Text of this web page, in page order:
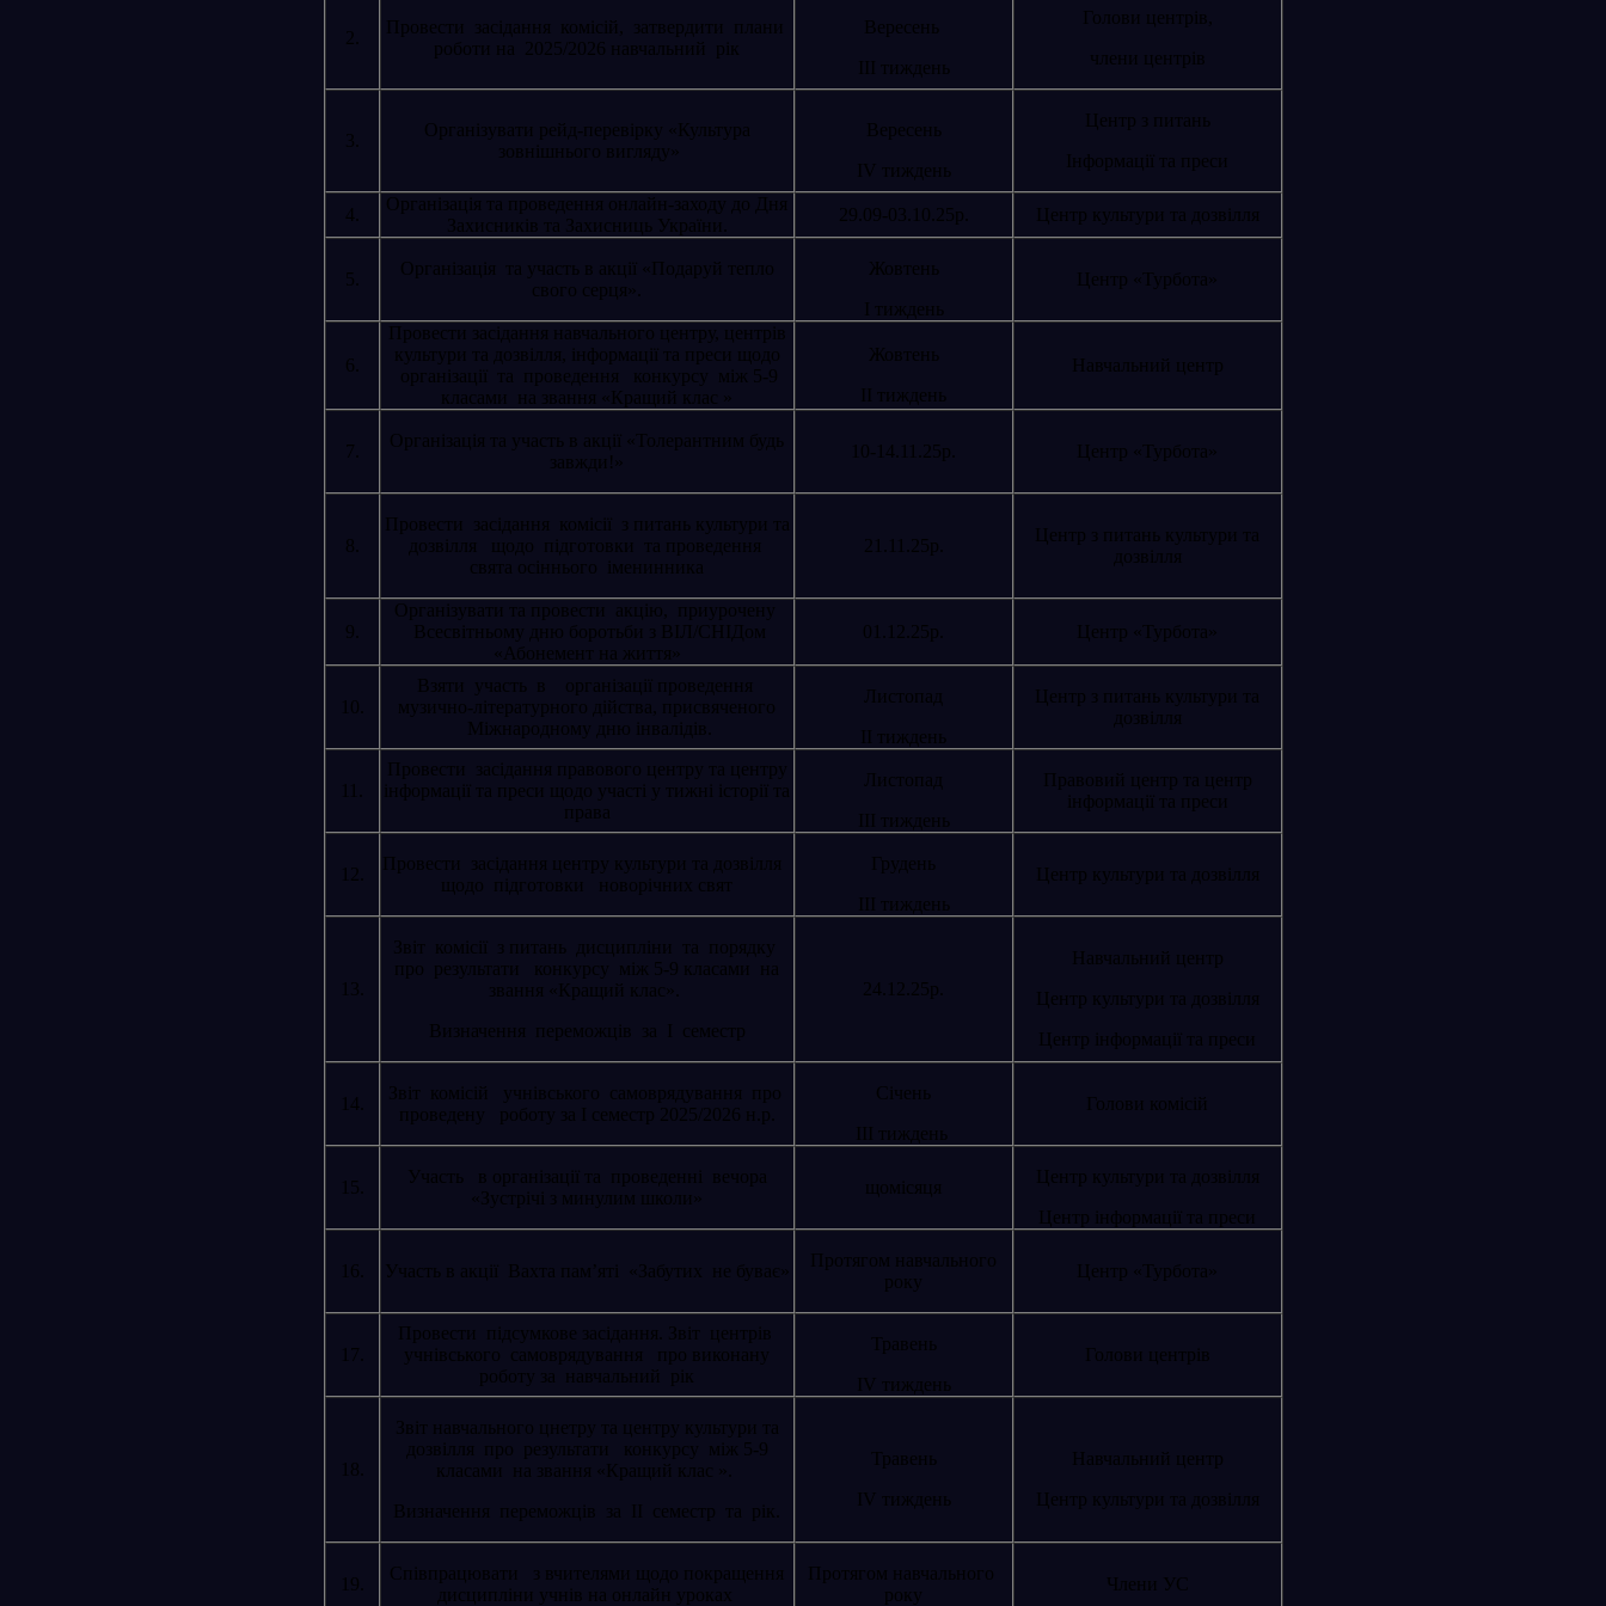
2.
Провести засідання комісій, затвердити плани
роботи на 2025/2026 навчальний рік
Вересень
ІІІ тиждень
Голови центрів,
члени центрів
3.
Організувати рейд-перевірку «Культура
зовнішнього вигляду»
Вересень
ІV тиждень
Центр з питань
Інформації та преси
4.
Організація та проведення онлайн-заходу до Дня
Захисників та Захисниць України.
29.09-03.10.25р. Центр культури та дозвілля
5.
Організація та участь в акції «Подаруй тепло
свого серця».
Жовтень
І тиждень
Центр «Турбота»
6.
Провести засідання навчального центру, центрів
культури та дозвілля, інформації та преси щодо
організації та проведення конкурсу між 5-9
класами на звання «Кращий клас »
Жовтень
ІІ тиждень
Навчальний центр
7.
Організація та участь в акції «Толерантним будь
завжди!»
10-14.11.25р. Центр «Турбота»
8.
Провести засідання комісії з питань культури та
дозвілля щодо підготовки та проведення
свята осіннього іменинника
21.11.25р.
Центр з питань культури та
дозвілля
9.
Організувати та провести акцію, приурочену
Всесвітньому дню боротьби з ВІЛ/СНІДом
«Абонемент на життя»
01.12.25р. Центр «Турбота»
10.
Взяти участь в організації проведення
музично-літературного дійства, присвяченого
Міжнародному дню інвалідів.
Листопад
ІІ тиждень
Центр з питань культури та
дозвілля
11.
Провести засідання правового центру та центру
інформації та преси щодо участі у тижні історії та
права
Листопад
ІІІ тиждень
Правовий центр та центр
інформації та преси
12.
Провести засідання центру культури та дозвілля
щодо підготовки новорічних свят
Грудень
ІІІ тиждень
Центр культури та дозвілля
13.
Звіт комісії з питань дисципліни та порядку
про результати конкурсу між 5-9 класами на
звання «Кращий клас».
Визначення переможців за І семестр
24.12.25р.
Навчальний центр
Центр культури та дозвілля
Центр інформації та преси
14.
Звіт комісій учнівського самоврядування про
проведену роботу за І семестр 2025/2026 н.р.
Січень
ІІІ тиждень
Голови комісій
15.
Участь в організації та проведенні вечора
«Зустрічі з минулим школи»
щомісяця
Центр культури та дозвілля
Центр інформації та преси
16. Участь в акції Вахта пам’яті «Забутих не буває»
Протягом навчального
року
Центр «Турбота»
17.
Провести підсумкове засідання. Звіт центрів
учнівського самоврядування про виконану
роботу за навчальний рік
Травень
ІV тиждень
Голови центрів
18.
Звіт навчального цнетру та центру культури та
дозвілля про результати конкурсу між 5-9
класами на звання «Кращий клас ».
Визначення переможців за ІІ семестр та рік.
Травень
ІV тиждень
Навчальний центр
Центр культури та дозвілля
19.
Співпрацювати з вчителями щодо покращення
дисципліни учнів на онлайн уроках
Протягом навчального
року
Члени УС